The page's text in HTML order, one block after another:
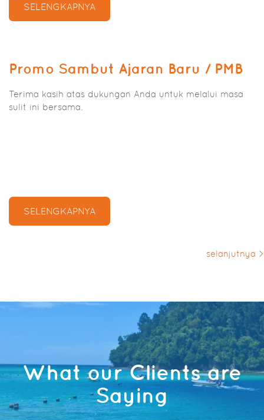
SELENGKAPNYA
Promo Sambut Ajaran Baru / PMB
Terima kasih atas dukungan Anda untuk melalui masa
sulit ini bersama.
SELENGKAPNYA
selanjutnya >
What our Clients are
Saying